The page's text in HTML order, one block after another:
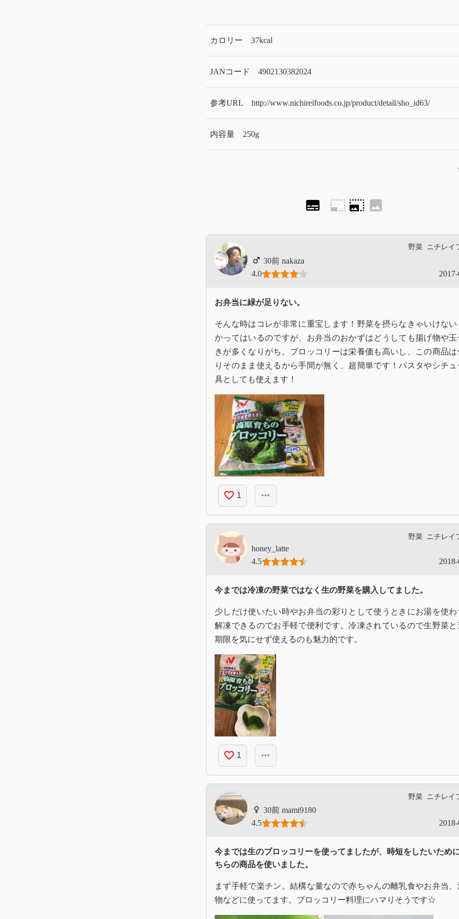
カロリー 37kcal
JANコード 4902130382024
参考URL http://www.nichireifoods.co.jp/product/detail/sho_id63/
内容量 250g
subtitles photo_size_select_small photo_size_select_large image
野菜 ニチレイ
nakaza
4.0
お弁当に緑が足りない。
そんな時はコレが非常に重宝します！野菜を摂らなきゃいけない
かってはいるのですが、お弁当のおかずはどうしても揚げ物や玉
きが多くなりがち。ブロッコリーは栄養価も高いし、この商品は
りそのまま使えるから手間が無く、超簡単です！パスタやシチュ
具としても使えます！
favorite_border 1 more_horiz
野菜 ニチレイ
honey_latte
4.5
今までは冷凍の野菜ではなく生の野菜を購入してました。
少しだけ使いたい時やお弁当の彩りとして使うときにお湯を使わ
解凍できるのでお手軽で便利です。冷凍されているので生野菜と
期限を気にせず使えるのも魅力的です。
favorite_border 1 more_horiz
野菜 ニチレイ
mami9180
4.5
今までは生のブロッコリーを使ってましたが、時短をしたいため
ちらの商品を使いました。
まず手軽で楽チン。結構な量なので赤ちゃんの離乳食やお弁当、
物などに使ってます。ブロッコリー料理にハマりそうです☆